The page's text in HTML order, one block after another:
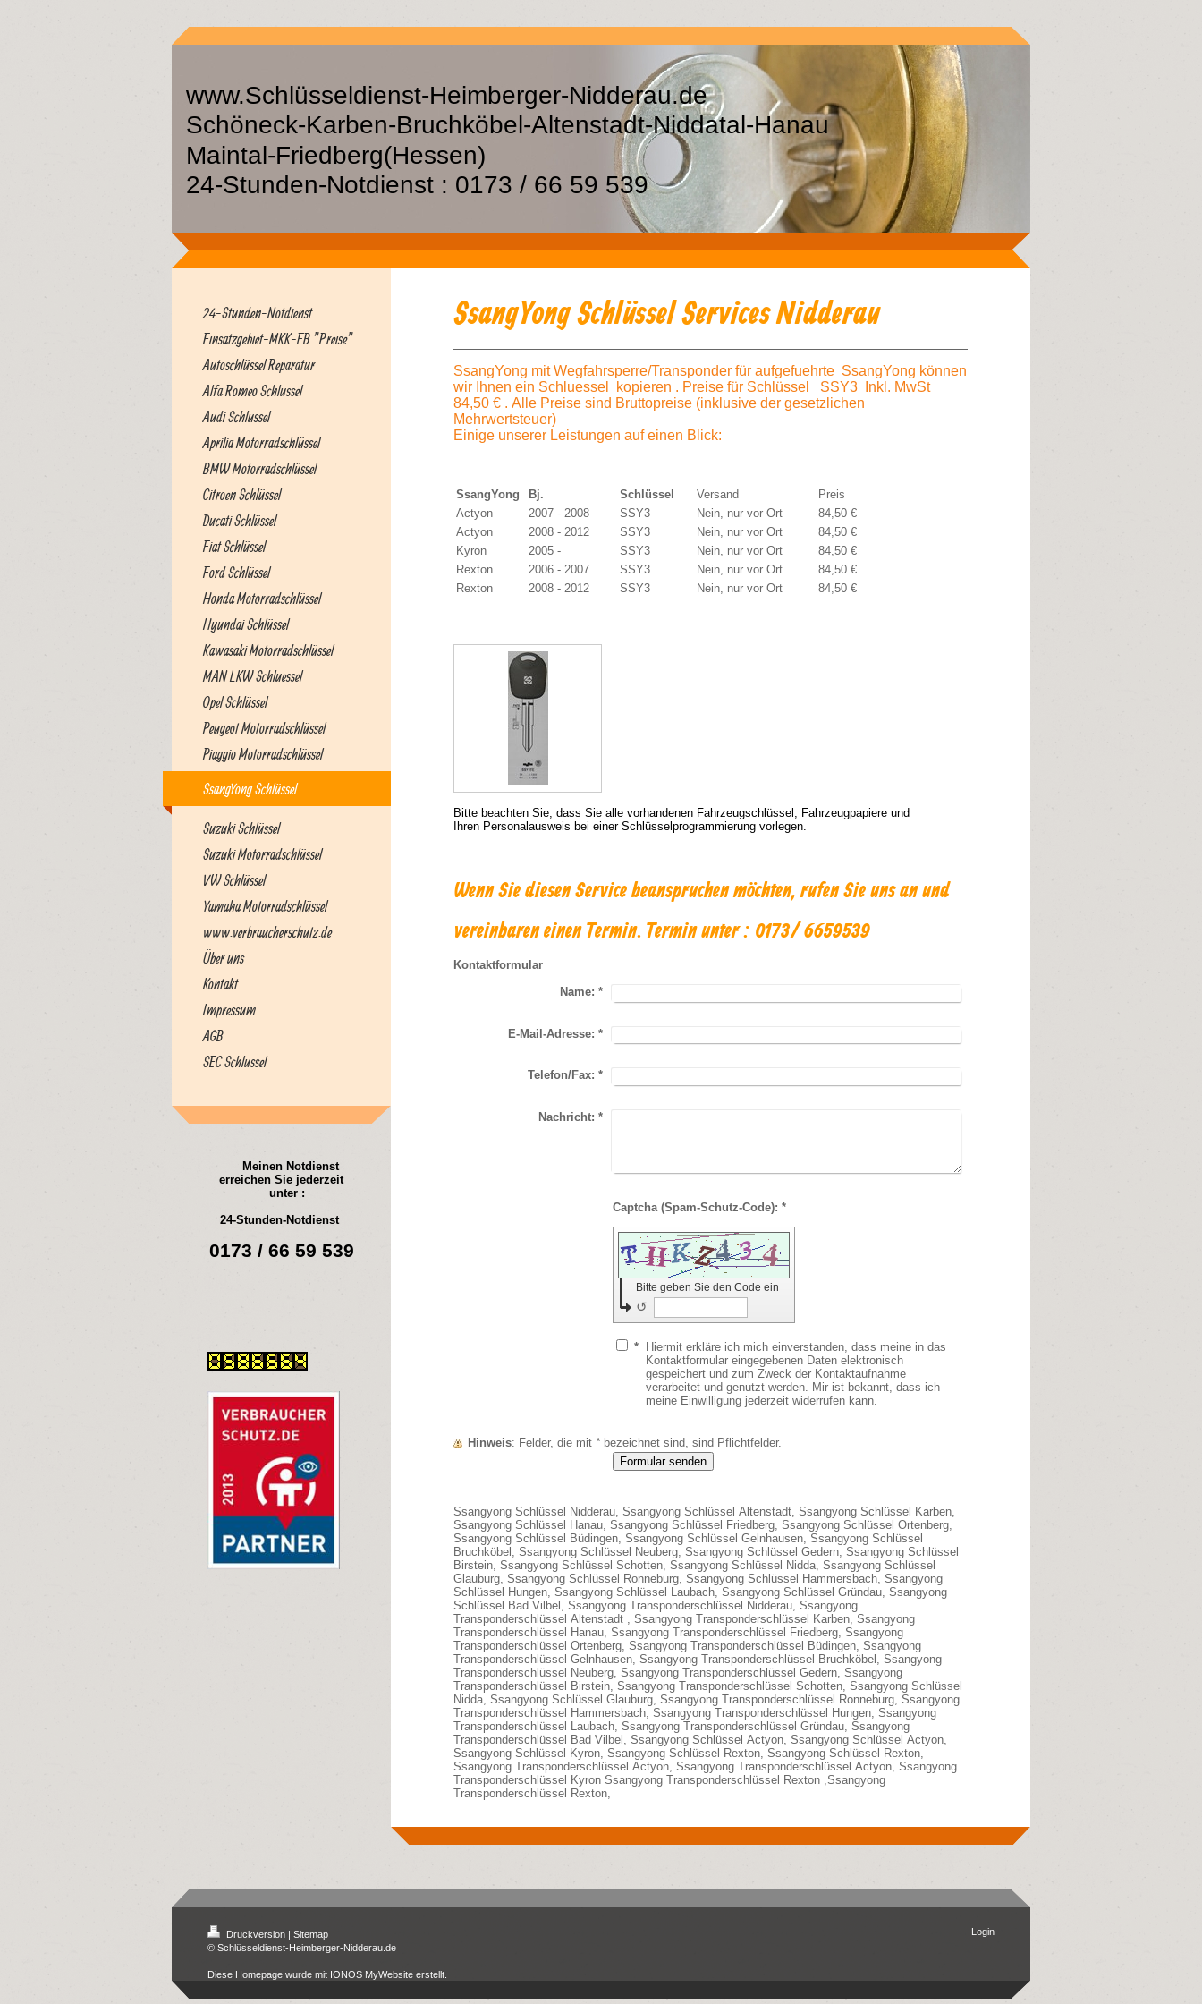
www.Schlüsseldienst-Heimberger-Nidderau.de
Schöneck-Karben-Bruchköbel-Altenstadt-Niddatal-Hanau
Maintal-Friedberg(Hessen)
24-Stunden-Notdienst : 0173 / 66 59 539
24-Stunden-Notdienst
Einsatzgebiet-MKK-FB "Preise"
Autoschlüssel Reparatur
Alfa Romeo Schlüssel
Audi Schlüssel
Aprilia Motorradschlüssel
BMW Motorradschlüssel
Citroen Schlüssel
Ducati Schlüssel
Fiat Schlüssel
Ford Schlüssel
Honda Motorradschlüssel
Hyundai Schlüssel
Kawasaki Motorradschlüssel
MAN LKW Schluessel
Opel Schlüssel
Peugeot Motorradschlüssel
Piaggio Motorradschlüssel
SsangYong Schlüssel
Suzuki Schlüssel
Suzuki Motorradschlüssel
VW Schlüssel
Yamaha Motorradschlüssel
www.verbraucherschutz.de
Über uns
Kontakt
Impressum
AGB
SEC Schlüssel
Meinen Notdienst
erreichen Sie jederzeit
unter :
24-Stunden-Notdienst
0173 / 66 59 539
SsangYong Schlüssel Services Nidderau
SsangYong mit Wegfahrsperre/Transponder für aufgefuehrte SsangYong können
wir Ihnen ein Schluessel kopieren . Preise für Schlüssel SSY3 Inkl. MwSt
84,50 € . Alle Preise sind Bruttopreise (inklusive der gesetzlichen
Mehrwertsteuer)
Einige unserer Leistungen auf einen Blick:
SsangYong Bj. Schlüssel Versand
Preis
Actyon
2007 - 2008 SSY3 Nein, nur vor Ort
84,50 €
Actyon
2008 - 2012 SSY3 Nein, nur vor Ort
84,50 €
Kyron
2005 - SSY3 Nein, nur vor Ort
84,50 €
Rexton
2006 - 2007 SSY3 Nein, nur vor Ort
84,50 €
Rexton
2008 - 2012 SSY3 Nein, nur vor Ort 84,50 €
Bitte beachten Sie, dass Sie alle vorhandenen Fahrzeugschlüssel, Fahrzeugpapiere und
Ihren Personalausweis bei einer Schlüsselprogrammierung vorlegen.
Wenn Sie diesen Service beanspruchen möchten, rufen Sie uns an und
vereinbaren einen Termin. Termin unter : 0173/ 6659539
Kontaktformular
Name: *
E-Mail-Adresse: *
Telefon/Fax: *
Nachricht: *
Captcha (Spam-Schutz-Code): *
Bitte geben Sie den Code ein
↺
*
Hiermit erkläre ich mich einverstanden, dass meine in das
Kontaktformular eingegebenen Daten elektronisch
gespeichert und zum Zweck der Kontaktaufnahme
verarbeitet und genutzt werden. Mir ist bekannt, dass ich
meine Einwilligung jederzeit widerrufen kann.
Hinweis : Felder, die mit *bezeichnet sind, sind Pflichtfelder.
Ssangyong Schlüssel Nidderau, Ssangyong Schlüssel Altenstadt, Ssangyong Schlüssel Karben,
Ssangyong Schlüssel Hanau, Ssangyong Schlüssel Friedberg, Ssangyong Schlüssel Ortenberg,
Ssangyong Schlüssel Büdingen, Ssangyong Schlüssel Gelnhausen, Ssangyong Schlüssel
Bruchköbel, Ssangyong Schlüssel Neuberg, Ssangyong Schlüssel Gedern, Ssangyong Schlüssel
Birstein, Ssangyong Schlüssel Schotten, Ssangyong Schlüssel Nidda, Ssangyong Schlüssel
Glauburg, Ssangyong Schlüssel Ronneburg, Ssangyong Schlüssel Hammersbach, Ssangyong
Schlüssel Hungen, Ssangyong Schlüssel Laubach, Ssangyong Schlüssel Gründau, Ssangyong
Schlüssel Bad Vilbel, Ssangyong Transponderschlüssel Nidderau, Ssangyong
Transponderschlüssel Altenstadt , Ssangyong Transponderschlüssel Karben, Ssangyong
Transponderschlüssel Hanau, Ssangyong Transponderschlüssel Friedberg, Ssangyong
Transponderschlüssel Ortenberg, Ssangyong Transponderschlüssel Büdingen, Ssangyong
Transponderschlüssel Gelnhausen, Ssangyong Transponderschlüssel Bruchköbel, Ssangyong
Transponderschlüssel Neuberg, Ssangyong Transponderschlüssel Gedern, Ssangyong
Transponderschlüssel Birstein, Ssangyong Transponderschlüssel Schotten, Ssangyong Schlüssel
Nidda, Ssangyong Schlüssel Glauburg, Ssangyong Transponderschlüssel Ronneburg, Ssangyong
Transponderschlüssel Hammersbach, Ssangyong Transponderschlüssel Hungen, Ssangyong
Transponderschlüssel Laubach, Ssangyong Transponderschlüssel Gründau, Ssangyong
Transponderschlüssel Bad Vilbel, Ssangyong Schlüssel Actyon, Ssangyong Schlüssel Actyon,
Ssangyong Schlüssel Kyron, Ssangyong Schlüssel Rexton, Ssangyong Schlüssel Rexton,
Ssangyong Transponderschlüssel Actyon, Ssangyong Transponderschlüssel Actyon, Ssangyong
Transponderschlüssel Kyron Ssangyong Transponderschlüssel Rexton ,Ssangyong
Transponderschlüssel Rexton,
Druckversion | Sitemap
© Schlüsseldienst-Heimberger-Nidderau.de
Diese Homepage wurde mit IONOS MyWebsite erstellt.
Login